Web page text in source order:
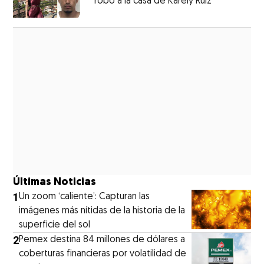
Últimas Noticias
1Un zoom ‘caliente’: Capturan las
imágenes más nítidas de la historia de la
superficie del sol
2Pemex destina 84 millones de dólares a
coberturas financieras por volatilidad de